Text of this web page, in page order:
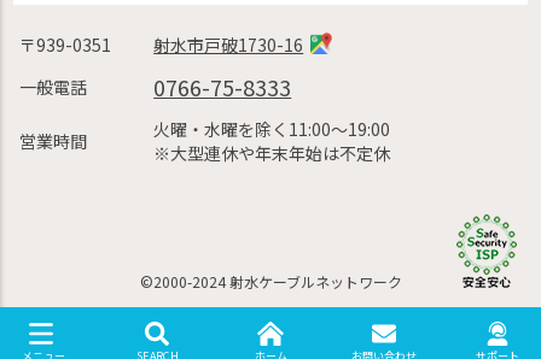
メニュー SEARCH ホーム お問い合わせ サポート
〒939-0351
射水市戸破1730-16
一般電話
0766-75-8333
営業時間
火曜・水曜を除く11:00〜19:00
※大型連休や年末年始は不定休
©2000-2024 射水ケーブルネットワーク